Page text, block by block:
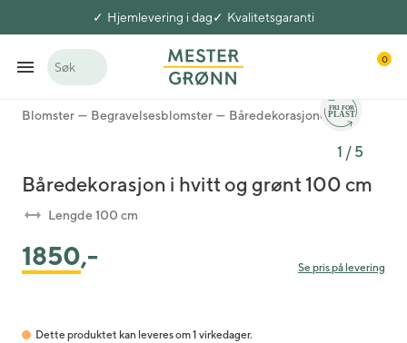
Hjemlevering i dag Kvalitetsgaranti
Søk
0
Blomster Begravelsesblomster Båredekorasjoner
1 / 5
Båredekorasjon i hvitt og grønt 100 cm
Lengde 100 cm
1850,- Se pris på levering
Dette produktet kan leveres om 1 virkedager.